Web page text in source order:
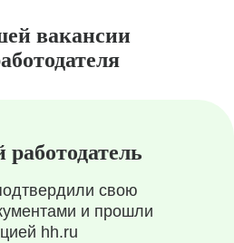
вакансии
свою
и прошли
hh.ru